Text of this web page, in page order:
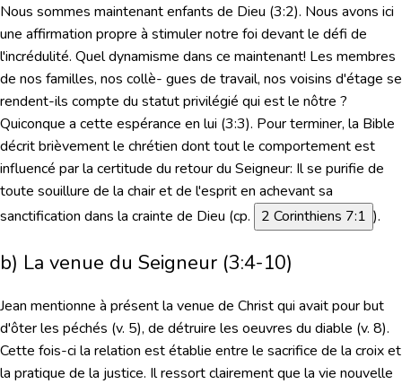
Nous sommes maintenant enfants de Dieu (3:2). Nous avons ici
une affirmation propre à stimuler notre foi devant le défi de
l'incrédulité. Quel dynamisme dans ce maintenant! Les membres
de nos familles, nos collè- gues de travail, nos voisins d'étage se
rendent-ils compte du statut privilégié qui est le nôtre ?
Quiconque a cette espérance en lui (3:3). Pour terminer, la Bible
décrit brièvement le chrétien dont tout le comportement est
influencé par la certitude du retour du Seigneur: Il se purifie de
toute souillure de la chair et de l'esprit en achevant sa
sanctification dans la crainte de Dieu (cp.
2 Corinthiens 7:1 ).
b) La venue du Seigneur (3:4-10)
Jean mentionne à présent la venue de Christ qui avait pour but
d'ôter les péchés (v. 5), de détruire les oeuvres du diable (v. 8).
Cette fois-ci la relation est établie entre le sacrifice de la croix et
la pratique de la justice. Il ressort clairement que la vie nouvelle